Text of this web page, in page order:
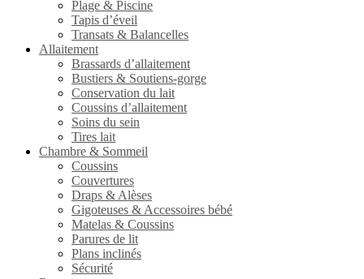
Plage & Piscine
Tapis d’éveil
Transats & Balancelles
Allaitement
Brassards d’allaitement
Bustiers & Soutiens-gorge
Conservation du lait
Coussins d’allaitement
Soins du sein
Tires lait
Chambre & Sommeil
Coussins
Couvertures
Draps & Alèses
Gigoteuses & Accessoires bébé
Matelas & Coussins
Parures de lit
Plans inclinés
Sécurité